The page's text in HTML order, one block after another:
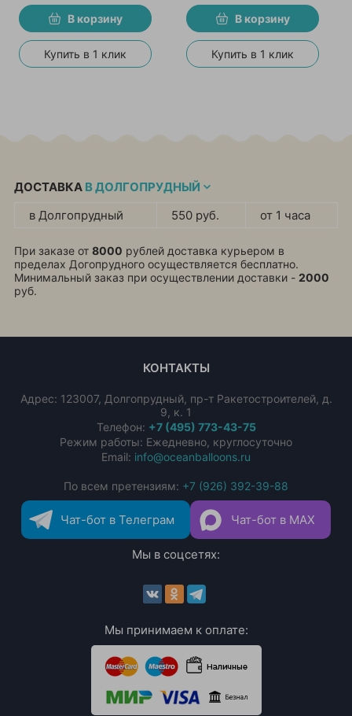
В корзину
Купить в 1 клик
В корзину
Купить в 1 клик
ДОСТАВКА В ДОЛГОПРУДНЫЙ
в Долгопрудный
550 руб. от 1 часа
При заказе от 8000 рублей доставка курьером в
пределах Догопрудного осуществляется бесплатно.
Минимальный заказ при осуществлении доставки - 2000
руб.
КОНТАКТЫ
Адрес: 123007, Долгопрудный, пр-т Ракетостроителей, д.
9, к. 1
Телефон: +7 (495) 773-43-75
Режим работы: Ежедневно, круглосуточно
Email: info@oceanballoons.ru
По всем претензиям: +7 (926) 392-39-88
Чат-бот в Телеграм Чат-бот в MAX
Мы в соцсетях:
Мы принимаем к оплате: